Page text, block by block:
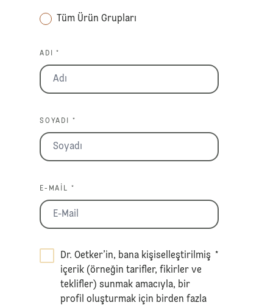
Tüm Ürün Grupları
ADI *
SOYADI *
E-MAIL *
Dr. Oetker’in, bana kişiselleştirilmiş
içerik (örneğin tarifler, fikirler ve
teklifler) sunmak amacıyla, bir
profil oluşturmak için birden fazla
*